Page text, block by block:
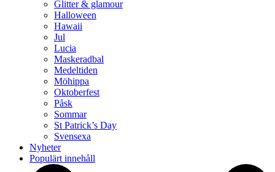
Glitter & glamour
Halloween
Hawaii
Jul
Lucia
Maskeradbal
Medeltiden
Möhippa
Oktoberfest
Påsk
Sommar
St Patrick’s Day
Svensexa
Nyheter
Populärt innehåll